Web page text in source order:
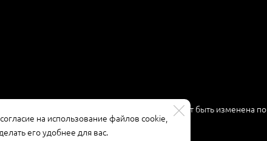
на использование файлов cookie,
его удобнее для вас.
а носит информационный характер и может быть изменена